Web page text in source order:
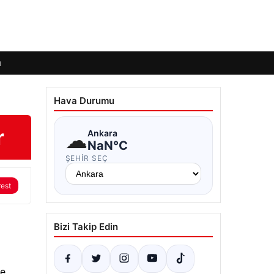
Hava Durumu
☁Ankara
NaN°C
ŞEHIR SEÇ
Bizi Takip Edin